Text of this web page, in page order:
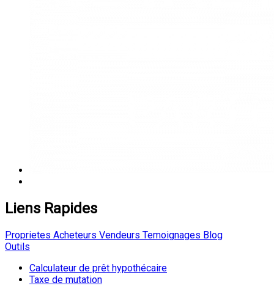
Liens Rapides
Proprietes Acheteurs Vendeurs Temoignages Blog
Outils
Calculateur de prêt hypothécaire
Taxe de mutation